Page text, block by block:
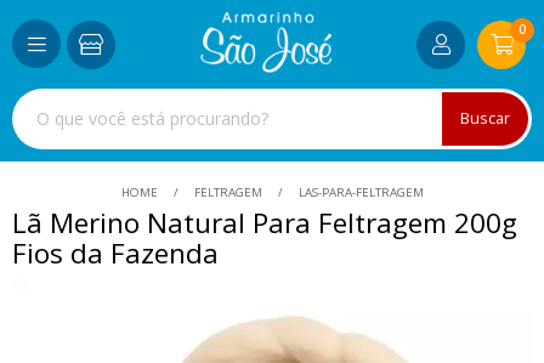
Buscar
0
HOME FELTRAGEM LAS-PARA-FELTRAGEM
Lã Merino Natural Para Feltragem 200g
Fios da Fazenda